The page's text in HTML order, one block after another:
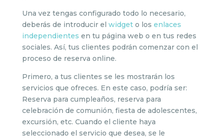
Una vez tengas configurado todo lo necesario,
deberás de introducir el widgeto los enlaces
independientes en tu página web o en tus redes
sociales. Así, tus clientes podrán comenzar con el
proceso de reserva online.
Primero, a tus clientes se les mostrarán los
servicios que ofreces. En este caso, podría ser:
Reserva para cumpleaños, reserva para
celebración de comunión, fiesta de adolescentes,
excursión, etc. Cuando el cliente haya
seleccionado el servicio que desea, se le